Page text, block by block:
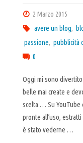
2 Marzo 2015
avere un blog,
passione, pubblicità
0
Oggi mi sono
belle mai create e
scelta … Su YouTube
pronte all’uso,
è stato vederne …